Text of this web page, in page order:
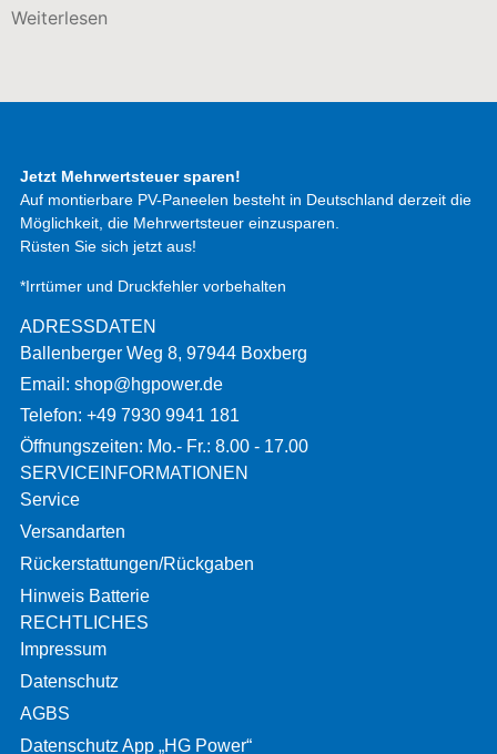
Weiterlesen
Jetzt Mehrwertsteuer sparen!
Auf montierbare PV-Paneelen besteht in Deutschland derzeit die
Möglichkeit, die Mehrwertsteuer einzusparen.
Rüsten Sie sich jetzt aus!
*Irrtümer und Druckfehler vorbehalten
ADRESSDATEN
Ballenberger Weg 8, 97944 Boxberg
Email: shop@hgpower.de
Telefon: +49 7930 9941 181
Öffnungszeiten: Mo.- Fr.: 8.00 - 17.00
SERVICEINFORMATIONEN
Service
Versandarten
Rückerstattungen/Rückgaben
Hinweis Batterie
RECHTLICHES
Impressum
Datenschutz
AGBS
Datenschutz App „HG Power“